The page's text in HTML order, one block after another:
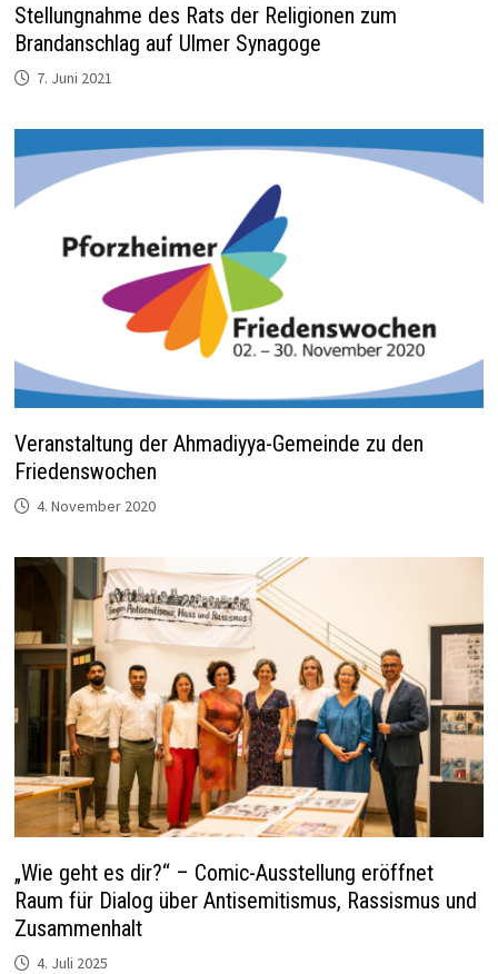
Stellungnahme des Rats der Religionen zum
Brandanschlag auf Ulmer Synagoge
7. Juni 2021
Veranstaltung der Ahmadiyya-Gemeinde zu den
Friedenswochen
4. November 2020
„Wie geht es dir?“ – Comic-Ausstellung eröffnet
Raum für Dialog über Antisemitismus, Rassismus und
Zusammenhalt
4. Juli 2025